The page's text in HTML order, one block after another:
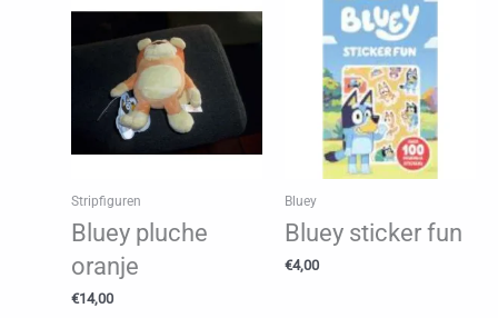
Stripfiguren
Bluey pluche
oranje
€14,00
Bluey
Bluey sticker fun
€4,00